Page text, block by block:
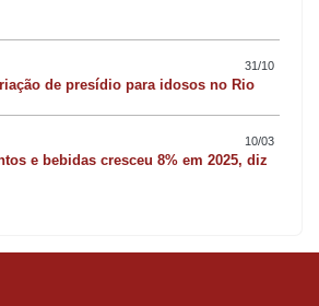
31/10
de presídio para idosos no Rio
10/03
e bebidas cresceu 8% em 2025, diz